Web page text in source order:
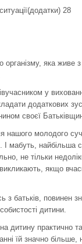
28
організму, яка
у
додаткових
своєї
нашого молодого
мабуть, найбільша
не тільки
якщо
батьків, повинен
дитини.
практично
їй значно